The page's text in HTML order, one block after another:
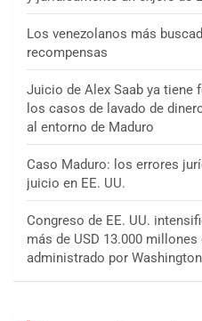
Los venezolanos más
recompensas
Juicio de Alex Saab ya tiene
los casos de lavado de
al entorno de Maduro
Caso Maduro: los errores
juicio en EE. UU.
Congreso de EE. UU.
más de USD 13.000
administrado por Washington